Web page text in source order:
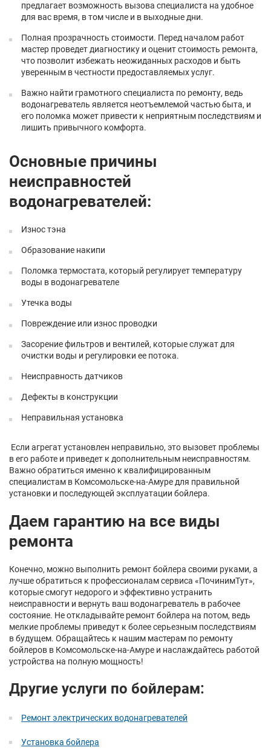
предлагает возможность вызова специалиста на удобное
для вас время, в том числе и в выходные дни.
Полная прозрачность стоимости. Перед началом работ
мастер проведет диагностику и оценит стоимость ремонта,
что позволит избежать неожиданных расходов и быть
уверенным в честности предоставляемых услуг.
Важно найти грамотного специалиста по ремонту, ведь
водонагреватель является неотъемлемой частью быта, и
его поломка может привести к неприятным последствиям и
лишить привычного комфорта.
Основные причины
неисправностей
водонагревателей:
Износ тэна
Образование накипи
Поломка термостата, который регулирует температуру
воды в водонагревателе
Утечка воды
Повреждение или износ проводки
Засорение фильтров и вентилей, которые служат для
очистки воды и регулировки ее потока.
Неисправность датчиков
Дефекты в конструкции
Неправильная установка
Если агрегат установлен неправильно, это вызовет проблемы
в его работе и приведет к дополнительным неисправностям.
Важно обратиться именно к квалифицированным
специалистам в Комсомольске-на-Амуре для правильной
установки и последующей эксплуатации бойлера.
Даем гарантию на все виды
ремонта
Конечно, можно выполнить ремонт бойлера своими руками, а
лучше обратиться к профессионалам сервиса «ПочинимТут»,
которые смогут недорого и эффективно устранить
неисправности и вернуть ваш водонагреватель в рабочее
состояние. Не откладывайте ремонт бойлера на потом, ведь
мелкие проблемы приведут к более серьезным последствиям
в будущем. Обращайтесь к нашим мастерам по ремонту
бойлеров в Комсомольске-на-Амуре и наслаждайтесь работой
устройства на полную мощность!
Другие услуги по бойлерам:
Ремонт электрических водонагревателей
Установка бойлера